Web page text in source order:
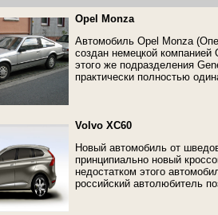
Opel Monza
Автомобиль Opel Monza
создан немецкой
этого же подразделения
практически полностью
Volvo XC60
Новый автомобиль от
принципиально новый
недостатком этого
российский автолюбитель